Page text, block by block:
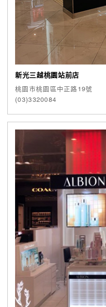
新光三越桃園站前店
桃園市桃園區中正路19號
(03)3320084